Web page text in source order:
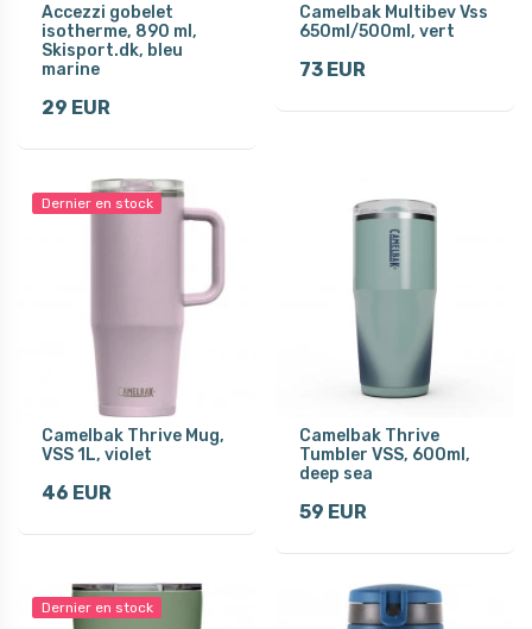
Accezzi gobelet
isotherme, 890 ml,
Skisport.dk, bleu
marine
29 EUR
Camelbak Multibev Vss
650ml/500ml, vert
73 EUR
Dernier en stock
Camelbak Thrive Mug,
VSS 1L, violet
46 EUR
Camelbak Thrive
Tumbler VSS, 600ml,
deep sea
59 EUR
Dernier en stock